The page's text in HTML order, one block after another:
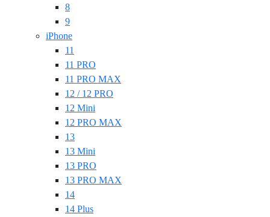
8
9
iPhone
11
11 PRO
11 PRO MAX
12 / 12 PRO
12 Mini
12 PRO MAX
13
13 Mini
13 PRO
13 PRO MAX
14
14 Plus